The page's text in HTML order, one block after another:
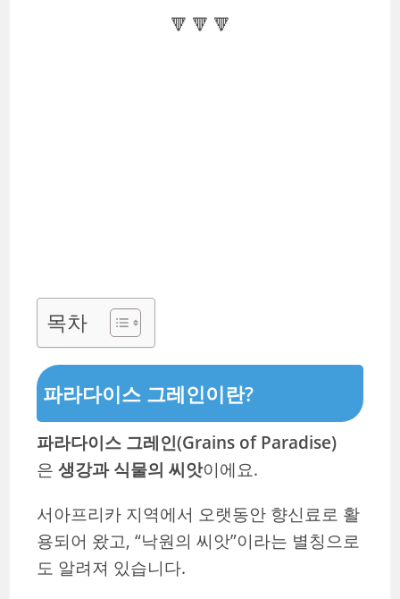
🔻 🔻 🔻
목차
파라다이스 그레인이란?
파라다이스 그레인(Grains of Paradise)
은생강과 식물의 씨앗이에요.
서아프리카 지역에서 오랫동안 향신료로 활
용되어 왔고, “낙원의 씨앗”이라는 별칭으로
도 알려져 있습니다.